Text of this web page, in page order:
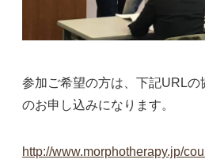
参加ご希望の方は、下記URLの
のお申し込みになります。
http://www.morphotherapy.jp/